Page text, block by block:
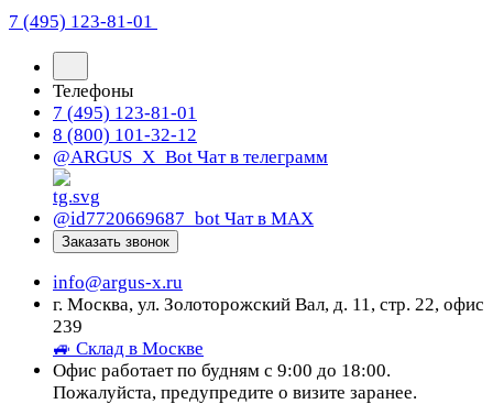
7 (495) 123-81-01
Телефоны
7 (495) 123-81-01
8 (800) 101-32-12
@ARGUS_X_Bot Чат в телеграмм
@id7720669687_bot Чат в МАХ
Заказать звонок
info@argus-x.ru
г. Москва, ул. Золоторожский Вал, д. 11, стр. 22, офис
239
🚙 Склад в Москве
Офис работает по будням с 9:00 до 18:00.
Пожалуйста, предупредите о визите заранее.